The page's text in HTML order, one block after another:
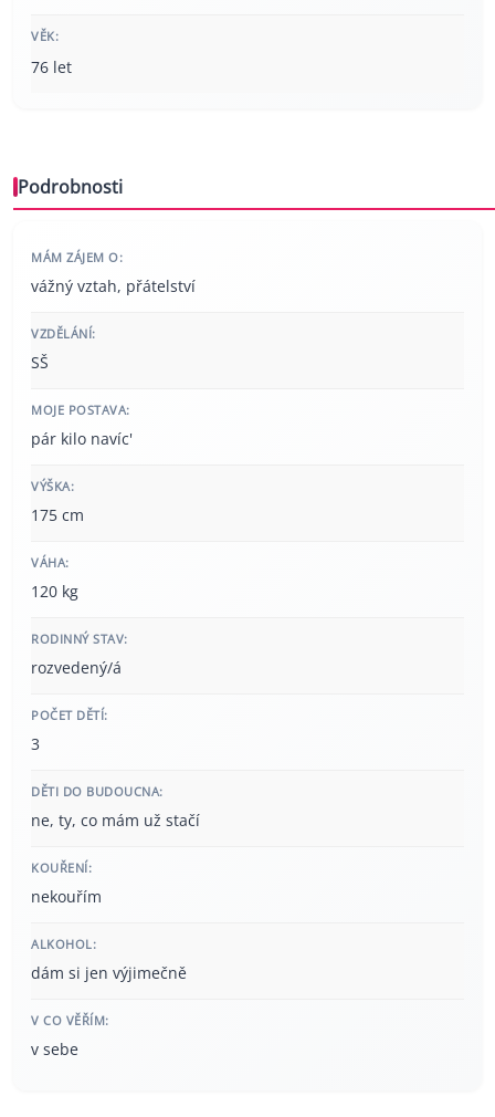
VĚK:
76 let
Podrobnosti
MÁM ZÁJEM O:
vážný vztah, přátelství
VZDĚLÁNÍ:
SŠ
MOJE POSTAVA:
pár kilo navíc'
VÝŠKA:
175 cm
VÁHA:
120 kg
RODINNÝ STAV:
rozvedený/á
POČET DĚTÍ:
3
DĚTI DO BUDOUCNA:
ne, ty, co mám už stačí
KOUŘENÍ:
nekouřím
ALKOHOL:
dám si jen výjimečně
V CO VĚŘÍM:
v sebe